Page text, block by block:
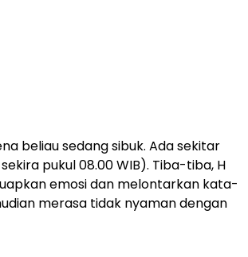
beliau sedang sibuk. Ada sekitar
pukul 08.00 WIB). Tiba-tiba, H
emosi dan melontarkan kata-
merasa tidak nyaman dengan